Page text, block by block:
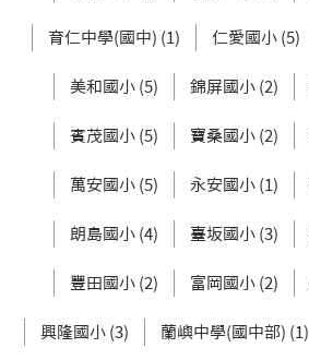
育仁中學(國中) (1) 仁愛國小 (5)
美和國小 (5) 錦屏國小 (2)
賓茂國小 (5) 寶桑國小 (2)
萬安國小 (5) 永安國小 (1)
朗島國小 (4) 臺坂國小 (3)
豐田國小 (2) 富岡國小 (2)
興隆國小 (3) 蘭嶼中學(國中部) (1)